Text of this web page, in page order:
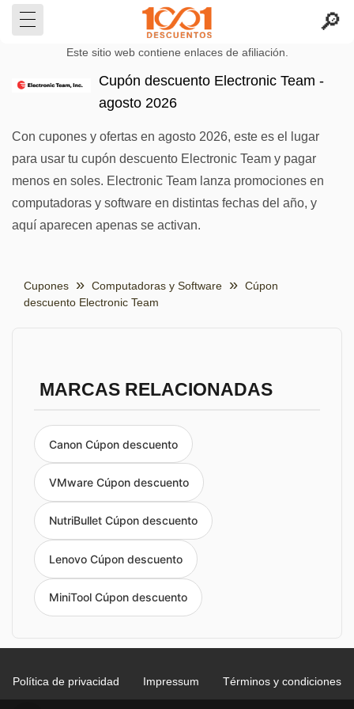
Este sitio web contiene enlaces de afiliación.
Cupón descuento Electronic Team -
agosto 2026
Con cupones y ofertas en agosto 2026, este es el lugar
para usar tu cupón descuento Electronic Team y pagar
menos en soles. Electronic Team lanza promociones en
computadoras y software en distintas fechas del año, y
aquí aparecen apenas se activan.
Cupones Computadoras y Software
Cúpon
descuento Electronic Team
MARCAS RELACIONADAS
Canon Cúpon descuento
VMware Cúpon descuento
NutriBullet Cúpon descuento
Lenovo Cúpon descuento
MiniTool Cúpon descuento
Política de privacidad Impressum Términos y condiciones